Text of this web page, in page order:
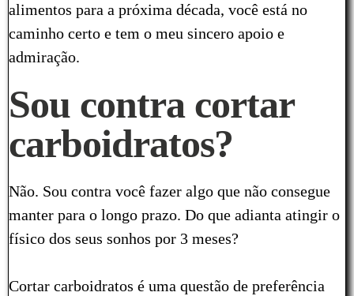
alimentos para a próxima década, você está no
caminho certo e tem o meu sincero apoio e
admiração.
Sou contra cortar
carboidratos?
Não. Sou contra você fazer algo que não consegue
manter para o longo prazo. Do que adianta atingir o
físico dos seus sonhos por 3 meses?
Cortar carboidratos é uma questão de preferência